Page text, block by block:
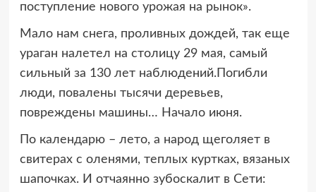
поступление нового урожая на рынок».
Мало нам снега, проливных дождей, так еще
ураган налетел на столицу 29 мая, самый
сильный за 130 лет наблюдений.Погибли
люди, повалены тысячи деревьев,
повреждены машины… Начало июня.
По календарю – лето, а народ щеголяет в
свитерах с оленями, теплых куртках, вязаных
шапочках. И отчаянно зубоскалит в Сети: